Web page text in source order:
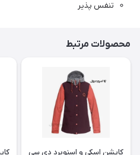
تنفس پذیر
محصولات مرتبط
کاپشن اسکی و اسنوبرد دی سی